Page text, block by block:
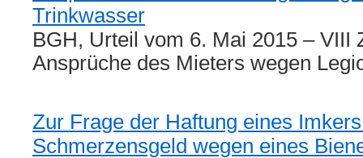
Trinkwasser
BGH, Urteil vom 6. Mai 2015 – VIII
Ansprüche des Mieters wegen
Zur Frage der Haftung eines
Schmerzensgeld wegen eines